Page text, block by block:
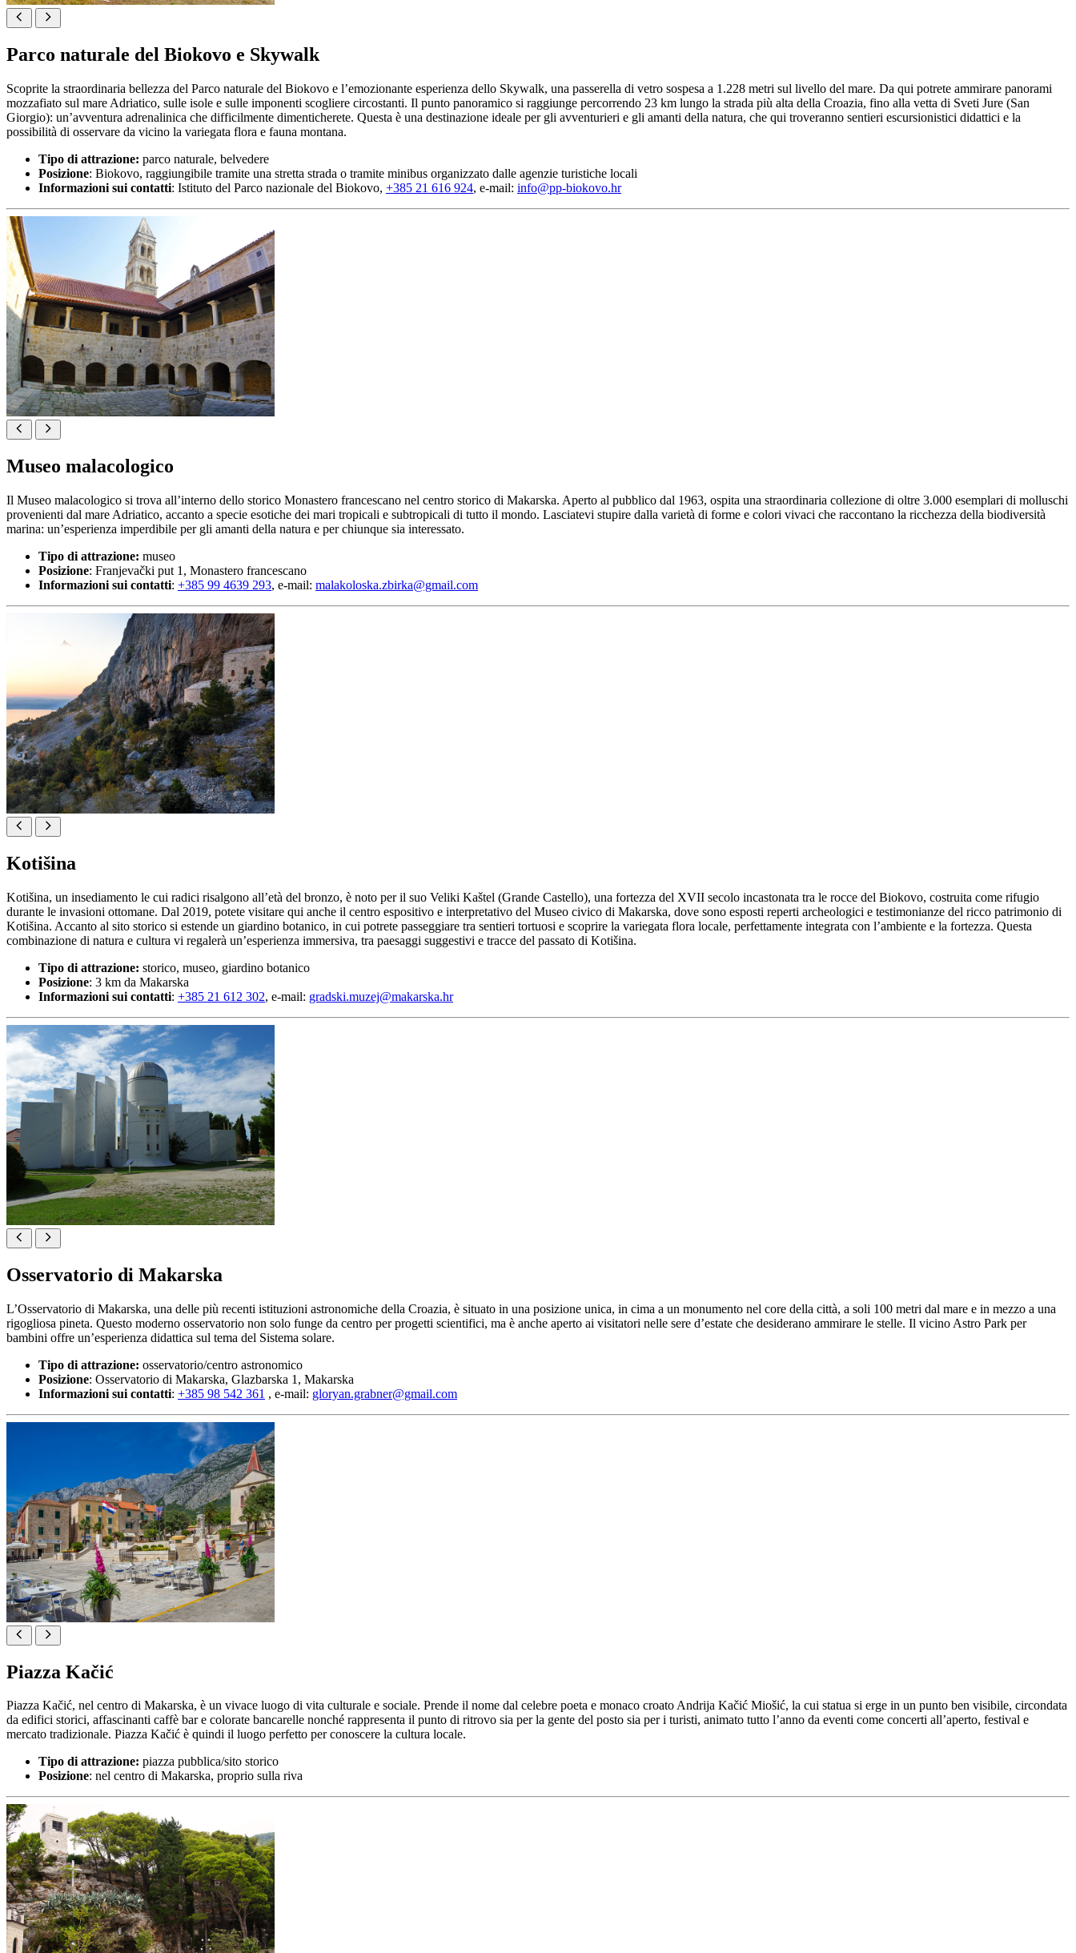
Parco naturale del Biokovo e Skywalk
Scoprite la straordinaria bellezza del Parco naturale del Biokovo e l’emozionante esperienza dello Skywalk, una passerella di vetro sospesa a 1.228 metri sul livello del mare. Da qui potrete ammirare panorami
mozzafiato sul mare Adriatico, sulle isole e sulle imponenti scogliere circostanti. Il punto panoramico si raggiunge percorrendo 23 km lungo la strada più alta della Croazia, fino alla vetta di Sveti Jure (San
Giorgio): un’avventura adrenalinica che difficilmente dimenticherete. Questa è una destinazione ideale per gli avventurieri e gli amanti della natura, che qui troveranno sentieri escursionistici didattici e la
possibilità di osservare da vicino la variegata flora e fauna montana.
Tipo di attrazione: parco naturale, belvedere
Posizione: Biokovo, raggiungibile tramite una stretta strada o tramite minibus organizzato dalle agenzie turistiche locali
Informazioni sui contatti: Istituto del Parco nazionale del Biokovo, +385 21 616 924, e-mail: info@pp-biokovo.hr
Museo malacologico
Il Museo malacologico si trova all’interno dello storico Monastero francescano nel centro storico di Makarska. Aperto al pubblico dal 1963, ospita una straordinaria collezione di oltre 3.000 esemplari di molluschi
provenienti dal mare Adriatico, accanto a specie esotiche dei mari tropicali e subtropicali di tutto il mondo. Lasciatevi stupire dalla varietà di forme e colori vivaci che raccontano la ricchezza della biodiversità
marina: un’esperienza imperdibile per gli amanti della natura e per chiunque sia interessato.
Tipo di attrazione: museo
Posizione: Franjevački put 1, Monastero francescano
Informazioni sui contatti: +385 99 4639 293, e-mail: malakoloska.zbirka@gmail.com
Kotišina
Kotišina, un insediamento le cui radici risalgono all’età del bronzo, è noto per il suo Veliki Kaštel (Grande Castello), una fortezza del XVII secolo incastonata tra le rocce del Biokovo, costruita come rifugio
durante le invasioni ottomane. Dal 2019, potete visitare qui anche il centro espositivo e interpretativo del Museo civico di Makarska, dove sono esposti reperti archeologici e testimonianze del ricco patrimonio di
Kotišina. Accanto al sito storico si estende un giardino botanico, in cui potrete passeggiare tra sentieri tortuosi e scoprire la variegata flora locale, perfettamente integrata con l’ambiente e la fortezza. Questa
combinazione di natura e cultura vi regalerà un’esperienza immersiva, tra paesaggi suggestivi e tracce del passato di Kotišina.
Tipo di attrazione: storico, museo, giardino botanico
Posizione: 3 km da Makarska
Informazioni sui contatti: +385 21 612 302, e-mail: gradski.muzej@makarska.hr
Osservatorio di Makarska
L’Osservatorio di Makarska, una delle più recenti istituzioni astronomiche della Croazia, è situato in una posizione unica, in cima a un monumento nel core della città, a soli 100 metri dal mare e in mezzo a una
rigogliosa pineta. Questo moderno osservatorio non solo funge da centro per progetti scientifici, ma è anche aperto ai visitatori nelle sere d’estate che desiderano ammirare le stelle. Il vicino Astro Park per
bambini offre un’esperienza didattica sul tema del Sistema solare.
Tipo di attrazione: osservatorio/centro astronomico
Posizione: Osservatorio di Makarska, Glazbarska 1, Makarska
Informazioni sui contatti: +385 98 542 361 , e-mail: gloryan.grabner@gmail.com
Piazza Kačić
Piazza Kačić, nel centro di Makarska, è un vivace luogo di vita culturale e sociale. Prende il nome dal celebre poeta e monaco croato Andrija Kačić Miošić, la cui statua si erge in un punto ben visibile, circondata
da edifici storici, affascinanti caffè bar e colorate bancarelle nonché rappresenta il punto di ritrovo sia per la gente del posto sia per i turisti, animato tutto l’anno da eventi come concerti all’aperto, festival e
mercato tradizionale. Piazza Kačić è quindi il luogo perfetto per conoscere la cultura locale.
Tipo di attrazione: piazza pubblica/sito storico
Posizione: nel centro di Makarska, proprio sulla riva